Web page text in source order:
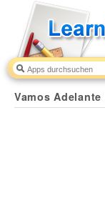
Vamos